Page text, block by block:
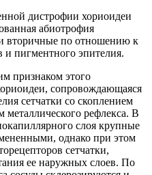
дистрофии хориоидеи
абиотрофия
и вторичные по отношению к
пигментного эпителия.
признаком этого
сопровождающаяся
сетчатки со скоплением
рефлекса. В
слоя крупные
однако при этом
сетчатки,
ее наружных слоев. По